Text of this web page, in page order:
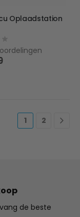
Oplaadstation
Huidige
1 2
de beste